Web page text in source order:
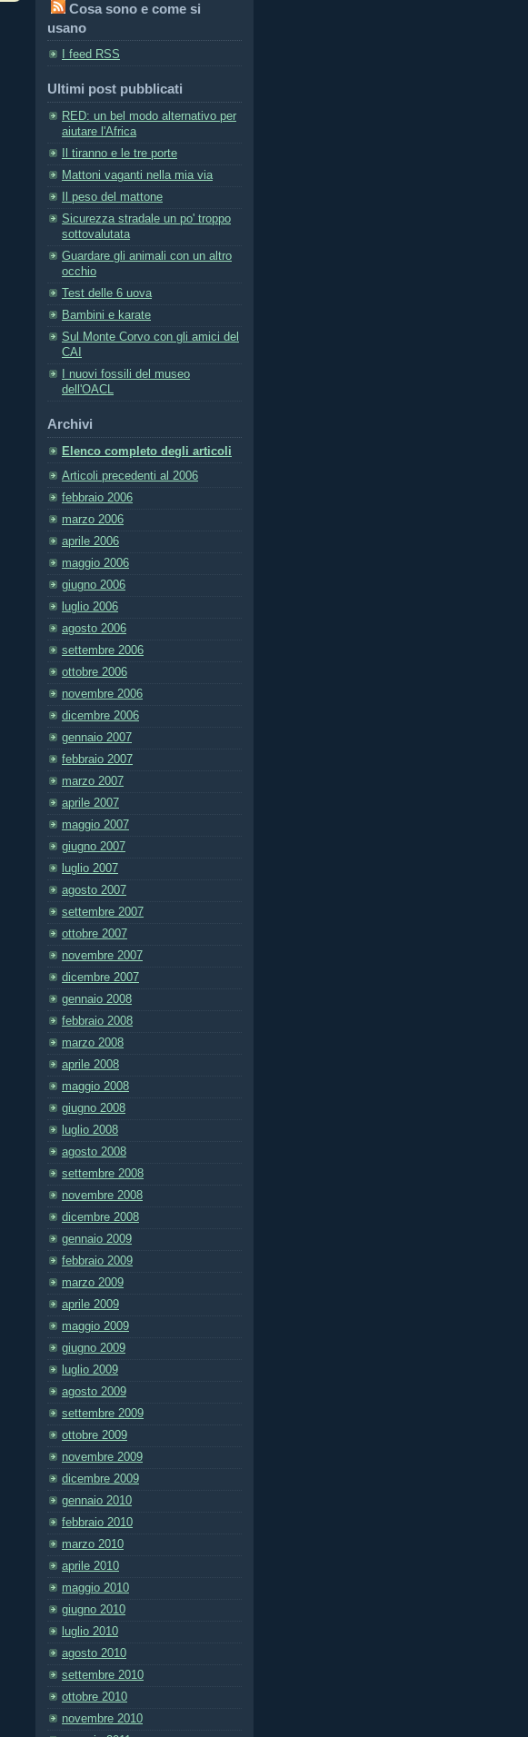
Cosa sono e come si
usano
I feed RSS
Ultimi post pubblicati
RED: un bel modo alternativo per
aiutare l'Africa
Il tiranno e le tre porte
Mattoni vaganti nella mia via
Il peso del mattone
Sicurezza stradale un po' troppo
sottovalutata
Guardare gli animali con un altro
occhio
Test delle 6 uova
Bambini e karate
Sul Monte Corvo con gli amici del
CAI
I nuovi fossili del museo
dell'OACL
Archivi
Elenco completo degli articoli
Articoli precedenti al 2006
febbraio 2006
marzo 2006
aprile 2006
maggio 2006
giugno 2006
luglio 2006
agosto 2006
settembre 2006
ottobre 2006
novembre 2006
dicembre 2006
gennaio 2007
febbraio 2007
marzo 2007
aprile 2007
maggio 2007
giugno 2007
luglio 2007
agosto 2007
settembre 2007
ottobre 2007
novembre 2007
dicembre 2007
gennaio 2008
febbraio 2008
marzo 2008
aprile 2008
maggio 2008
giugno 2008
luglio 2008
agosto 2008
settembre 2008
novembre 2008
dicembre 2008
gennaio 2009
febbraio 2009
marzo 2009
aprile 2009
maggio 2009
giugno 2009
luglio 2009
agosto 2009
settembre 2009
ottobre 2009
novembre 2009
dicembre 2009
gennaio 2010
febbraio 2010
marzo 2010
aprile 2010
maggio 2010
giugno 2010
luglio 2010
agosto 2010
settembre 2010
ottobre 2010
novembre 2010